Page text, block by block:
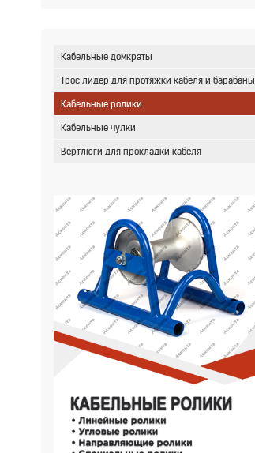
Кабельные домкраты
Трос лидер для протяжки кабеля и барабаны
Кабельные ролики
Кабельные чулки
Вертлюги для прокладки кабеля